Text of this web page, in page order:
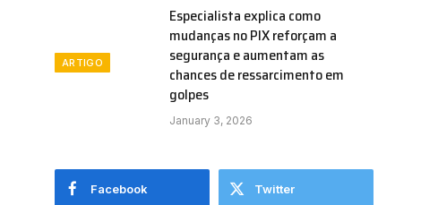
ARTIGO
Especialista explica como
mudanças no PIX reforçam a
segurança e aumentam as
chances de ressarcimento em
golpes
January 3, 2026
Facebook Twitter